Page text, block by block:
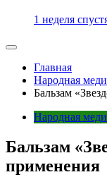
1 неделя
Главная
Народная
Бальзам
Народная
Бальзам
применения